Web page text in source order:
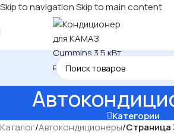
Skip to navigationSkip to main content
Категории
Каталог/Автокондиционеры/Страница